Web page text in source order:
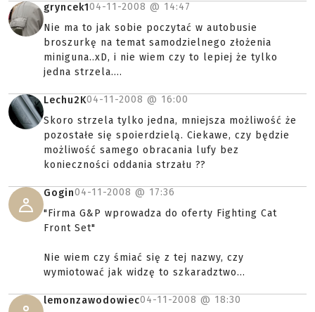
gryncek104-11-2008 @ 14:47
Nie ma to jak sobie poczytać w autobusie
broszurkę na temat samodzielnego złożenia
miniguna..xD, i nie wiem czy to lepiej że tylko
jedna strzela....
Lechu2K04-11-2008 @ 16:00
Skoro strzela tylko jedna, mniejsza możliwość że
pozostałe się spoierdzielą. Ciekawe, czy będzie
możliwość samego obracania lufy bez
konieczności oddania strzału ??
Gogin04-11-2008 @ 17:36
"Firma G&P wprowadza do oferty Fighting Cat
Front Set"
Nie wiem czy śmiać się z tej nazwy, czy
wymiotować jak widzę to szkaradztwo...
lemonzawodowiec04-11-2008 @ 18:30